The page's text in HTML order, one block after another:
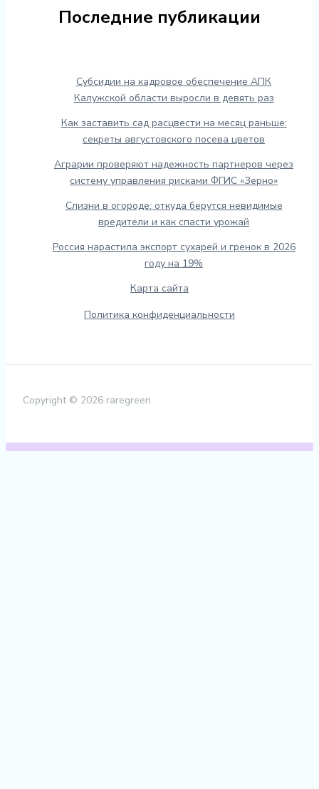
Последние публикации
Субсидии на кадровое обеспечение АПК
Калужской области выросли в девять раз
Как заставить сад расцвести на месяц раньше:
секреты августовского посева цветов
Аграрии проверяют надежность партнеров через
систему управления рисками ФГИС «Зерно»
Слизни в огороде: откуда берутся невидимые
вредители и как спасти урожай
Россия нарастила экспорт сухарей и гренок в 2026
году на 19%
Карта сайта
Политика конфиденциальности
Copyright © 2026 raregreen.